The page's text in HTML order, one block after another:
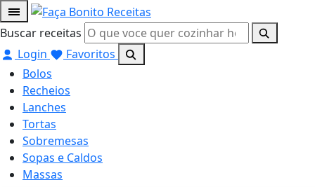
Buscar receitas
Login
Favoritos
Bolos
Recheios
Lanches
Tortas
Sobremesas
Sopas e Caldos
Massas